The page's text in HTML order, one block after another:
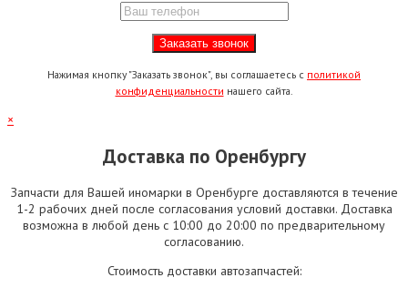
Нажимая кнопку "Заказать звонок", вы соглашаетесь с политикой
конфиденциальности нашего сайта.
×
Доставка по Оренбургу
Запчасти для Вашей иномарки в Оренбурге доставляются в течение
1-2 рабочих дней после согласования условий доставки. Доставка
возможна в любой день с 10:00 до 20:00 по предварительному
согласованию.
Стоимость доставки автозапчастей: